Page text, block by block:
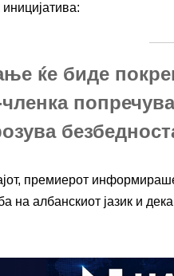
ќе биде
премиерот
на албанскиот јазик и